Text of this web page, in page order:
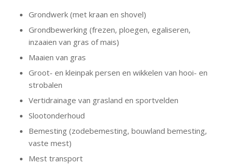
Grondwerk (met kraan en shovel)
Grondbewerking (frezen, ploegen, egaliseren,
inzaaien van gras of mais)
Maaien van gras
Groot- en kleinpak persen en wikkelen van hooi- en
strobalen
Vertidrainage van grasland en sportvelden
Slootonderhoud
Bemesting (zodebemesting, bouwland bemesting,
vaste mest)
Mest transport